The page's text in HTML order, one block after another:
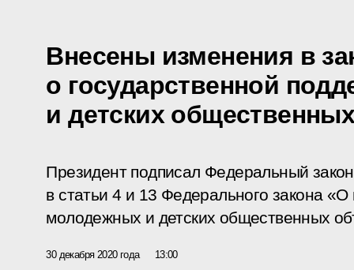
Внесены изменения в
о государственной
и детских
Президент подписал Федеральный
в статьи 4 и 13 Федерального закона
молодежных и детских общественных
30 декабря 2020 года 13:00